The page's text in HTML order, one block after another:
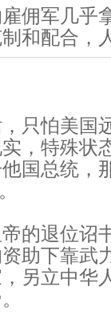
佣军几乎
和配合，
只怕美国
，特殊状
国总统，
的退位诏
助下靠武
另立中华